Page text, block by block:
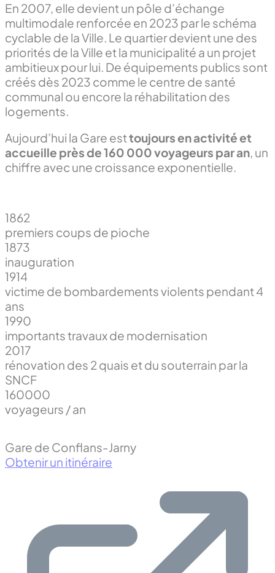
En 2007, elle devient un pôle d’échange
multimodale renforcée en 2023 par le schéma
cyclable de la Ville. Le quartier devient une des
priorités de la Ville et la municipalité a un projet
ambitieux pour lui. De équipements publics sont
créés dès 2023 comme le centre de santé
communal ou encore la réhabilitation des
logements.
Aujourd’hui la Gare esttoujours en activité et
accueille près de 160 000 voyageurs par an, un
chiffre avec une croissance exponentielle.
1862
premiers coups de pioche
1873
inauguration
1914
victime de bombardements violents pendant 4
ans
1990
importants travaux de modernisation
2017
rénovation des 2 quais et du souterrain par la
SNCF
160000
voyageurs / an
Gare de Conflans-Jarny
Obtenir un itinéraire